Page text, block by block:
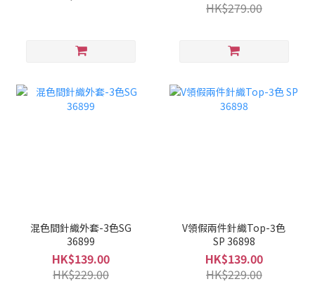
HK$279.00
混色間針織外套-3色SG
36899
HK$139.00
HK$229.00
V領假兩件針織Top-3色
SP 36898
HK$139.00
HK$229.00